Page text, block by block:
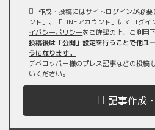
作成・投稿にはサイトログインが必要
ント」、「LINEアカウント」にてログ
イバシーポリシーをご確認の上、ご利用
投稿後は「公開」設定を行うことで他ユ
うになります。
デベロッパー様のプレス記事などの投稿
いください。
記事作成